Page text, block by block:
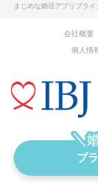
ブ
まじめな婚活アプリブライ
会社概要
個人情
恋